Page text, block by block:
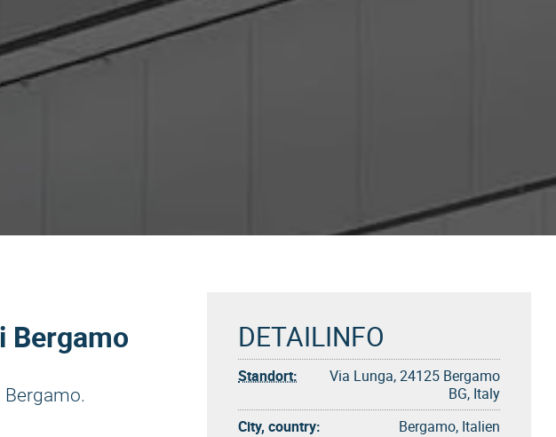
Bergamo DETAILINFO
Standort:
Via Lunga, 24125 Bergamo
BG, Italy
City, country:
Bergamo, Italien